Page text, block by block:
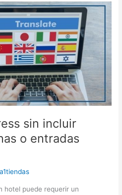
sin incluir
o entradas
a1tiendas
hotel puede requerir un